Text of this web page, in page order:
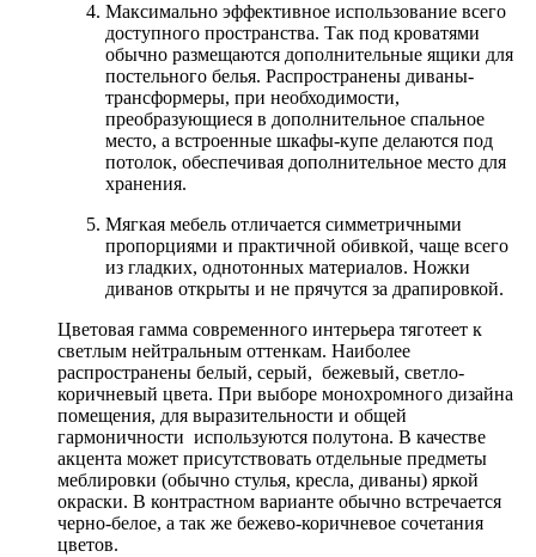
Максимально эффективное использование всего
доступного пространства. Так под кроватями
обычно размещаются дополнительные ящики для
постельного белья. Распространены диваны-
трансформеры, при необходимости,
преобразующиеся в дополнительное спальное
место, а встроенные шкафы-купе делаются под
потолок, обеспечивая дополнительное место для
хранения.
Мягкая мебель отличается симметричными
пропорциями и практичной обивкой, чаще всего
из гладких, однотонных материалов. Ножки
диванов открыты и не прячутся за драпировкой.
Цветовая гамма современного интерьера тяготеет к
светлым нейтральным оттенкам. Наиболее
распространены белый, серый, бежевый, светло-
коричневый цвета. При выборе монохромного дизайна
помещения, для выразительности и общей
гармоничности используются полутона. В качестве
акцента может присутствовать отдельные предметы
меблировки (обычно стулья, кресла, диваны) яркой
окраски. В контрастном варианте обычно встречается
черно-белое, а так же бежево-коричневое сочетания
цветов.